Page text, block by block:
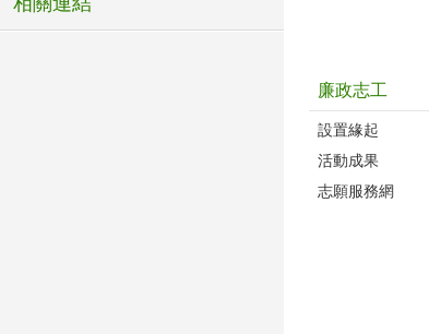
廉政志工
設置緣起
活動成果
志願服務網